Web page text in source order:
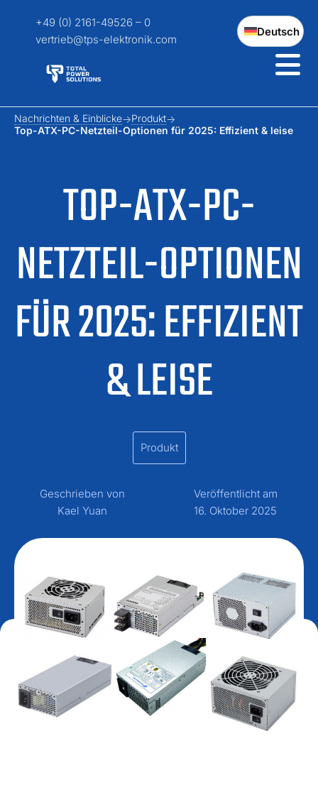
+49 (0) 2161-49526 – 0
vertrieb@tps-elektronik.com
Deutsch
TOP-ATX-PC-
NETZTEIL-OPTIONEN
FÜR 2025: EFFIZIENT
& LEISE
Nachrichten & Einblicke
Produkt
Top-ATX-PC-Netzteil-Optionen für 2025: Effizient & leise
Produkt
Geschrieben von
Kael Yuan
Veröffentlicht am
16. Oktober 2025